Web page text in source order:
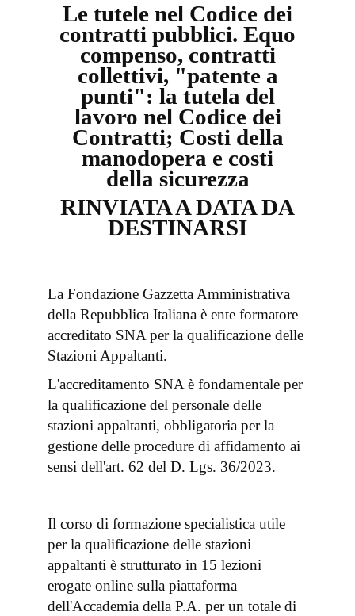
Le tutele nel Codice dei
contratti pubblici. Equo
compenso, contratti
collettivi, "patente a
punti": la tutela del
lavoro nel Codice dei
Contratti; Costi della
manodopera e costi
della sicurezza
RINVIATA A DATA DA
DESTINARSI
La Fondazione Gazzetta Amministrativa
della Repubblica Italiana è ente formatore
accreditato SNA per la qualificazione delle
Stazioni Appaltanti.
L'accreditamento SNA è fondamentale per
la qualificazione del personale delle
stazioni appaltanti, obbligatoria per la
gestione delle procedure di affidamento ai
sensi dell'art. 62 del D. Lgs. 36/2023.
Il corso di formazione specialistica utile
per la qualificazione delle stazioni
appaltanti è strutturato in 15 lezioni
erogate online sulla piattaforma
dell'Accademia della P.A. per un totale di